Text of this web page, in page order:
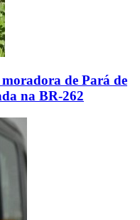
de Pará de
na BR-262